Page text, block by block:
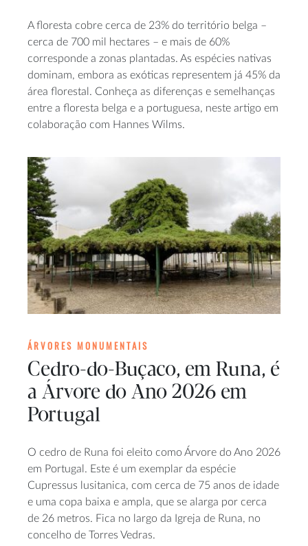
A floresta cobre cerca de 23% do território belga –
cerca de 700 mil hectares – e mais de 60%
corresponde a zonas plantadas. As espécies nativas
dominam, embora as exóticas representem já 45% da
área florestal. Conheça as diferenças e semelhanças
entre a floresta belga e a portuguesa, neste artigo em
colaboração com Hannes Wilms.
ÁRVORES MONUMENTAIS
Cedro-do-Buçaco, em Runa, é
a Árvore do Ano 2026 em
Portugal
O cedro de Runa foi eleito como Árvore do Ano 2026
em Portugal. Este é um exemplar da espécie
Cupressus lusitanica, com cerca de 75 anos de idade
e uma copa baixa e ampla, que se alarga por cerca
de 26 metros. Fica no largo da Igreja de Runa, no
concelho de Torres Vedras.